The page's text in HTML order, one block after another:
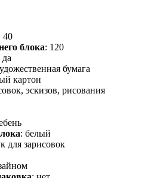
40
блока: 120
да
бумага
картон
эскизов, рисования
: белый
для зарисовок